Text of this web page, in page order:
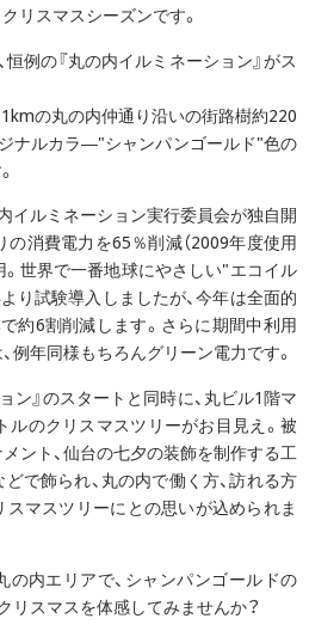
リスマスシーズンです。
恒例の『丸の内イルミネーション』がス
の丸の内仲通り沿いの街路樹約220
ナルカラ―"シャンパンゴールド"色の
イルミネーション実行委員会が独自開
の消費電力を65％削減（2009年度使用
。世界で一番地球にやさしい"エコイル
より試験導入しましたが、今年は全面的
約6割削減します。さらに期間中利用
例年同様もちろんグリーン電力です。
ン』のスタートと同時に、丸ビル1階マ
ルのクリスマスツリーがお目見え。被
ント、仙台の七夕の装飾を制作する工
で飾られ、丸の内で働く方、訪れる方
マスツリーにとの思いが込められま
の内エリアで、シャンパンゴールドの
リスマスを体感してみませんか？